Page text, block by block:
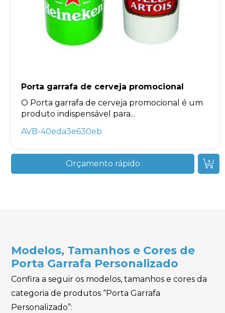
Porta garrafa de cerveja promocional
O Porta garrafa de cerveja promocional é um
produto indispensável para...
AVB-40eda3e630eb
Orçamento rápido
Modelos, Tamanhos e Cores de
Porta Garrafa Personalizado
Confira a seguir os modelos, tamanhos e cores da
categoria de produtos “Porta Garrafa
Personalizado”: